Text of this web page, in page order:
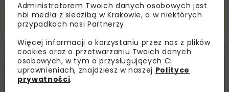
Powiązane artykuły
KOLEJ WIADOMOŚCI INWESTYCJE
Administratorem Twoich danych osobowych jest
nbi med!a z siedzibą w Krakowie, a w niektórych
przypadkach nasi Partnerzy.
Więcej informacji o korzystaniu przez nas z plików
cookies oraz o przetwarzaniu Twoich danych
osobowych, w tym o przysługujących Ci
uprawnieniach, znajdziesz w naszej Polityce
prywatności.